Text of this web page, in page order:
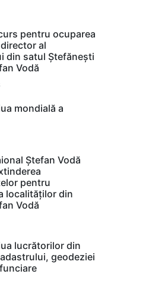
pentru ocuparea
al
din satul Ștefănești
Vodă
mondială a
Ștefan Vodă
pentru
localităților din
Vodă
lucrătorilor din
geodeziei